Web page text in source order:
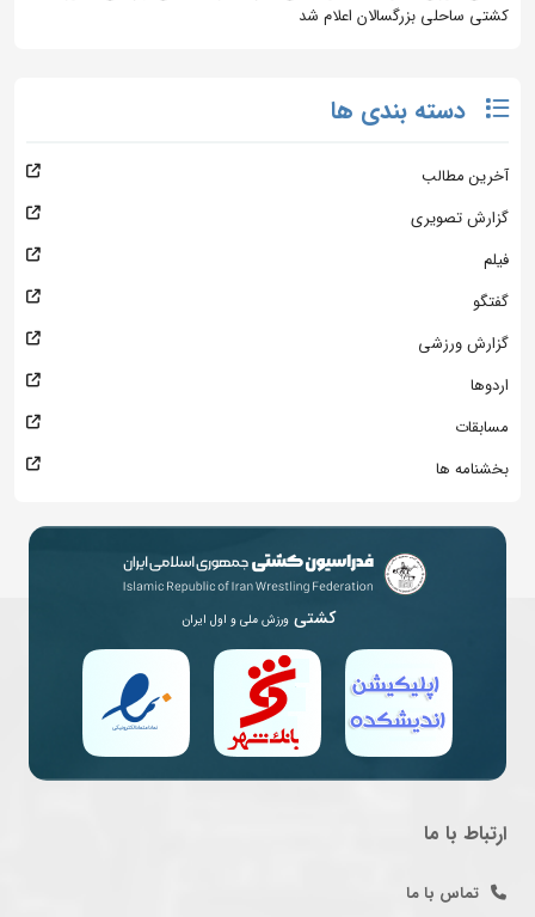
کشتی ساحلی بزرگسالان اعلام شد
دسته بندی ها
آخرین مطالب
گزارش تصویری
فیلم
گفتگو
گزارش ورزشی
اردوها
مسابقات
بخشنامه ها
کشتی ورزش ملی و اول ایران
ارتباط با ما
تماس با ما